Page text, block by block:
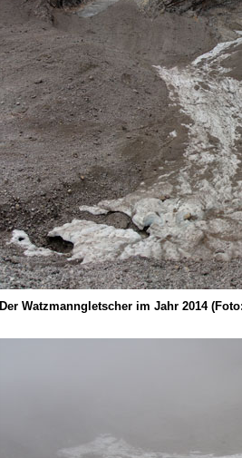
Der Watzmanngletscher im Jahr 2014